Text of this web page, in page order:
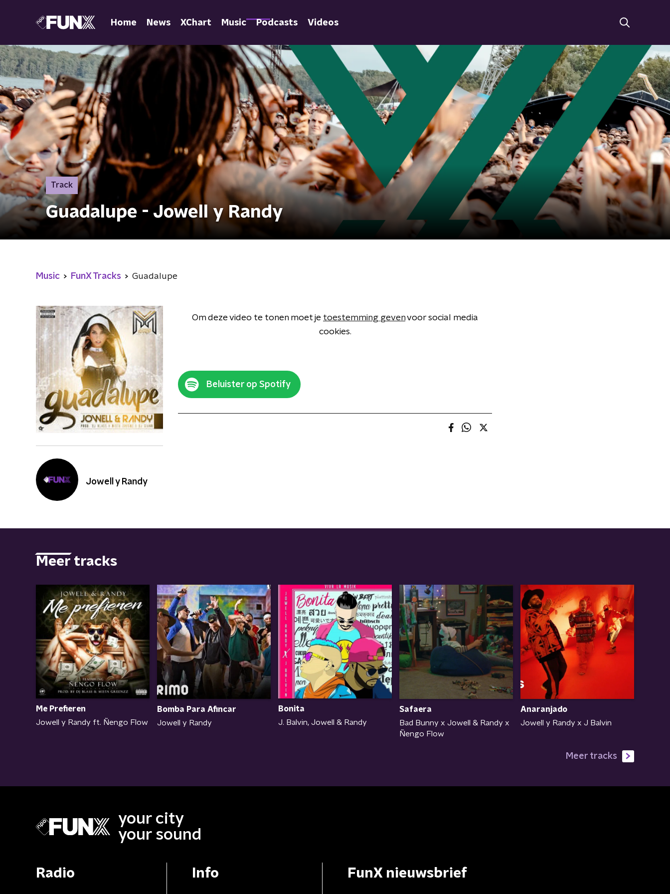
Home News XChart Music Podcasts Videos
Track
Guadalupe - Jowell y Randy
Music FunX Tracks Guadalupe
Jowell y Randy
Om deze video te tonen moet je toestemming gevenvoor social media
cookies.
Beluister op Spotify
Meer tracks
Me Prefieren
Jowell y Randy ft. Ñengo Flow
Bomba Para Afincar
Jowell y Randy
Bonita
J. Balvin, Jowell & Randy
Safaera
Bad Bunny x Jowell & Randy x
Ñengo Flow
Anaranjado
Jowell y Randy x J Balvin
Meer tracks
your city
your sound
Radio Info FunX nieuwsbrief